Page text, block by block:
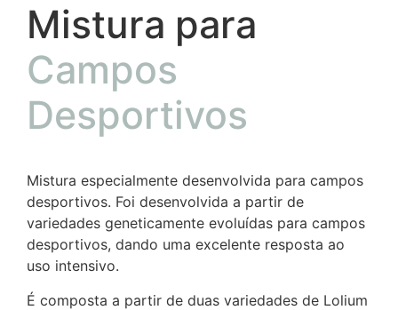
Mistura para
Campos
Desportivos
Mistura especialmente desenvolvida para campos
desportivos. Foi desenvolvida a partir de
variedades geneticamente evoluídas para campos
desportivos, dando uma excelente resposta ao
uso intensivo.
É composta a partir de duas variedades de Lolium